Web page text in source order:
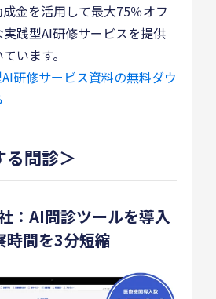
金を活用して最大75％オフ
践型AI研修サービスを提供
います。
研修サービス資料の無料ダウ
る問診＞
：AI問診ツールを導入
時間を3分短縮